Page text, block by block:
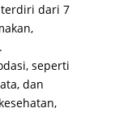
dari 7
seperti
dan